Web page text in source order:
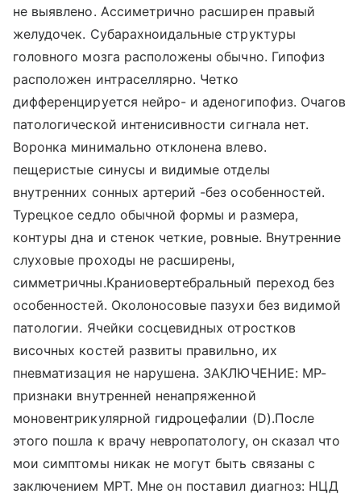
не выявлено. Ассиметрично расширен правый
желудочек. Субарахноидальные структуры
головного мозга расположены обычно. Гипофиз
расположен интраселлярно. Четко
дифференцируется нейро- и аденогипофиз. Очагов
патологической интенисивности сигнала нет.
Воронка минимально отклонена влево.
пещеристые синусы и видимые отделы
внутренних сонных артерий -без особенностей.
Турецкое седло обычной формы и размера,
контуры дна и стенок четкие, ровные. Внутренние
слуховые проходы не расширены,
симметричны.Краниовертебральный переход без
особенностей. Околоносовые пазухи без видимой
патологии. Ячейки сосцевидных отростков
височных костей развиты правильно, их
пневматизация не нарушена. ЗАКЛЮЧЕНИЕ: МР-
признаки внутренней ненапряженной
моновентрикулярной гидроцефалии (D).После
этого пошла к врачу невропатологу, он сказал что
мои симптомы никак не могут быть связаны с
заключением МРТ. Мне он поставил диагноз: НЦД